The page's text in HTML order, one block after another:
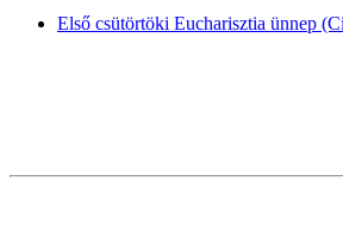
Első csütörtöki Eucharisztia ünnep